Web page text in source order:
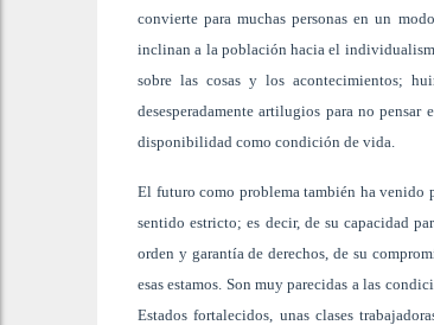
convierte para muchas personas en un
inclinan a la población hacia el
sobre las cosas y los acontecimientos;
desesperadamente artilugios para no
disponibilidad como condición de vida.
El futuro como problema también ha venido
sentido estricto; es decir, de su capacidad
orden y garantía de derechos, de su
esas estamos. Son muy parecidas a las
Estados fortalecidos, unas clases